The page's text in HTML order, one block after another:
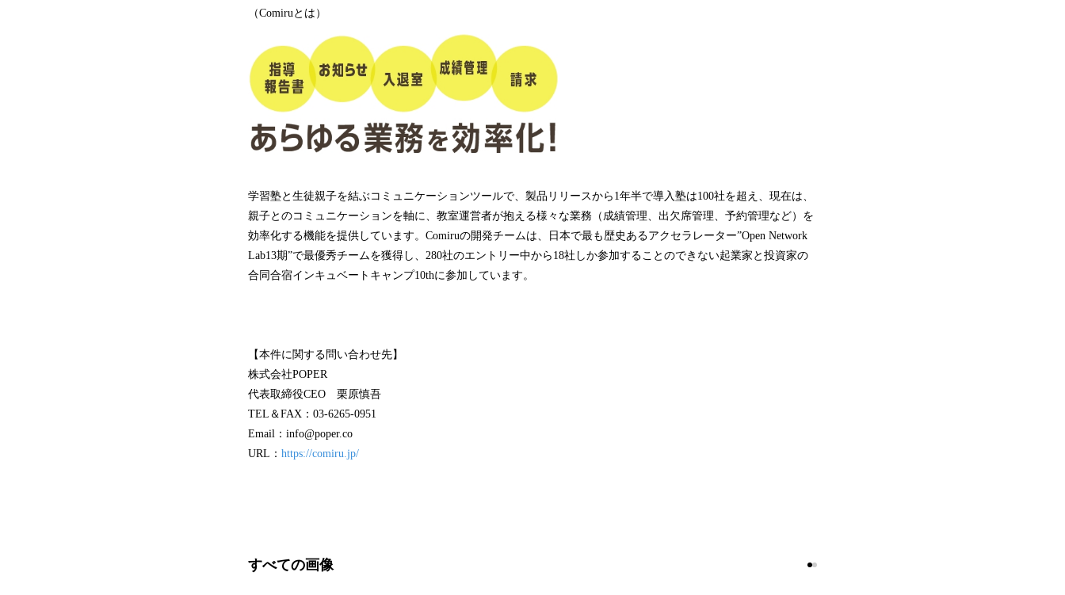
（Comiruとは）
学習塾と生徒親子を結ぶコミュニケーションツールで、製品リリースから1年半で導入塾は100社を超え、現在は、
親子とのコミュニケーションを軸に、教室運営者が抱える様々な業務（成績管理、出欠席管理、予約管理など）を
効率化する機能を提供しています。Comiruの開発チームは、日本で最も歴史あるアクセラレーター”Open Network
Lab13期”で最優秀チームを獲得し、280社のエントリー中から18社しか参加することのできない起業家と投資家の
合同合宿インキュベートキャンプ10thに参加しています。
【本件に関する問い合わせ先】
株式会社POPER
代表取締役CEO 栗原慎吾
TEL＆FAX：03-6265-0951
Email：info@poper.co
URL： https://comiru.jp/
すべての画像